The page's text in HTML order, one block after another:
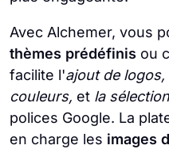
Avec Alchemer, vous
thèmes prédéfinis ou
facilite l'ajout de
couleurs, et la
polices Google. La
en charge les images